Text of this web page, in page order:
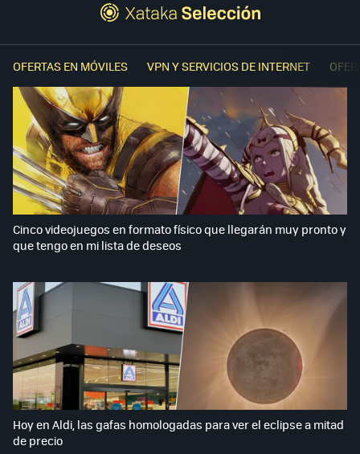
OFERTAS EN MÓVILES VPN Y SERVICIOS DE INTERNET
Cinco videojuegos en formato físico que llegarán muy pronto y
que tengo en mi lista de deseos
Hoy en Aldi, las gafas homologadas para ver el eclipse a mitad
de precio